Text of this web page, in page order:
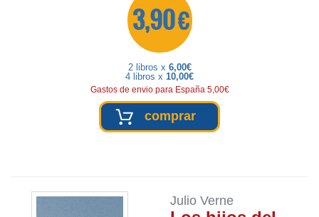
3,90 €
2 libros x 6,00€
4 libros x 10,00€
Gastos de envio para España 5,00€
comprar
Julio Verne